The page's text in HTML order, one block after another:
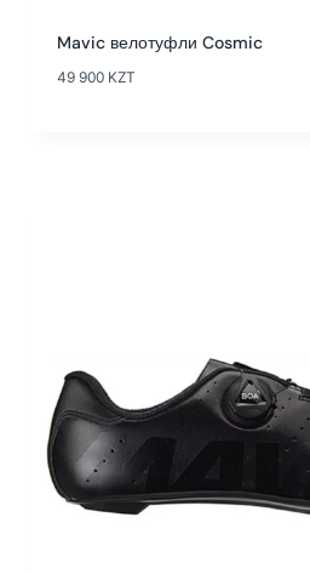
Mavic велотуфли Cosmic
49 900 KZT